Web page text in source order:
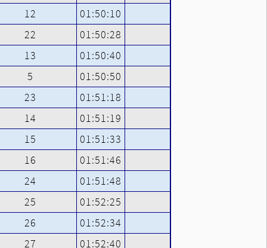
12
01:50:10
22
01:50:28
13
01:50:40
5
01:50:50
23
01:51:18
14
01:51:19
15
01:51:33
16
01:51:46
24
01:51:48
25
01:52:25
26
01:52:34
27
01:52:40